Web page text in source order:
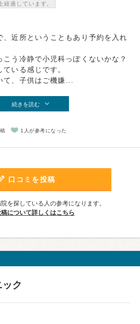
経過しています。
、近所ということもあり予約を入れ
う冷静で小児科っぽくないかな？
いる感じです。
、子供はご機嫌...
続きを読む
1人が参考になった
口コミを投稿
を探している人の参考になります。
稿について詳しくはこちら
ク